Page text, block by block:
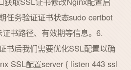
任务验证证书状态sudo certbot
书路径、有效期等信息。6.
书后我们需要优化SSL配置以确
SSL配置server { listen 443 ssl